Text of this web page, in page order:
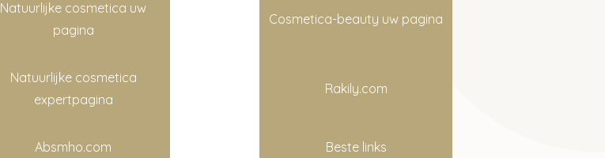
Natuurlijke cosmetica uw
pagina
Cosmetica-beauty uw pagina
Natuurlijke cosmetica
expertpagina
Rakily.com
Absmho.com Beste links